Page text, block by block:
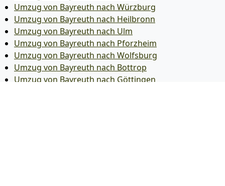
Umzug von Bayreuth nach Würzburg
Umzug von Bayreuth nach Heilbronn
Umzug von Bayreuth nach Ulm
Umzug von Bayreuth nach Pforzheim
Umzug von Bayreuth nach Wolfsburg
Umzug von Bayreuth nach Bottrop
Umzug von Bayreuth nach Göttingen